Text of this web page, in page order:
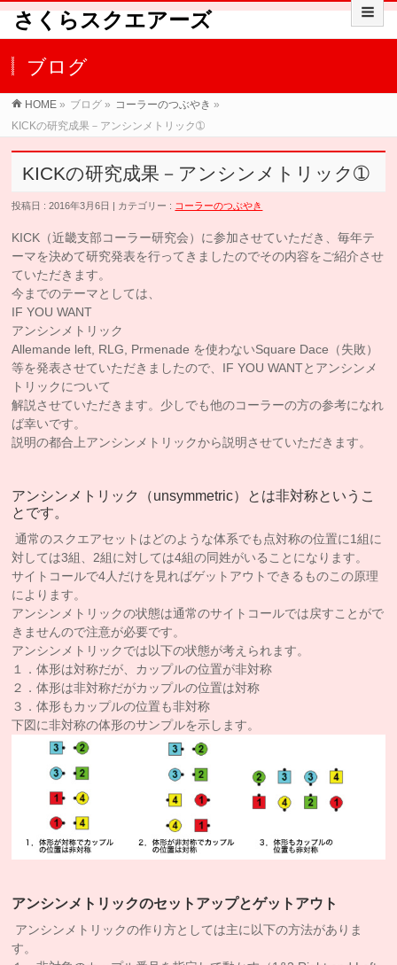
さくらスクエアーズ
ブログ
HOME » ブログ » コーラーのつぶやき »
KICKの研究成果－アンシンメトリック➀
KICKの研究成果－アンシンメトリック➀
投稿日 : 2016年3月6日 | カテゴリー : コーラーのつぶやき
KICK（近畿支部コーラー研究会）に参加させていただき、毎年テ
ーマを決めて研究発表を行ってきましたのでその内容をご紹介させ
ていただきます。
今までのテーマとしては、
IF YOU WANT
アンシンメトリック
Allemande left, RLG, Prmenade を使わないSquare Dace（失敗）
等を発表させていただきましたので、IF YOU WANTとアンシンメ
トリックについて
解説させていただきます。少しでも他のコーラーの方の参考になれ
ば幸いです。
説明の都合上アンシンメトリックから説明させていただきます。
アンシンメトリック（unsymmetric）とは非対称というこ
とです。
通常のスクエアセットはどのような体系でも点対称の位置に1組に
対しては3組、2組に対しては4組の同姓がいることになります。
サイトコールで4人だけを見ればゲットアウトできるものこの原理
によります。
アンシンメトリックの状態は通常のサイトコールでは戻すことがで
きませんので注意が必要です。
アンシンメトリックでは以下の状態が考えられます。
１．体形は対称だが、カップルの位置が非対称
２．体形は非対称だがカップルの位置は対称
３．体形もカップルの位置も非対称
下図に非対称の体形のサンプルを示します。
アンシンメトリックのセットアップとゲットアウト
アンシンメトリックの作り方としては主に以下の方法がありま
す。